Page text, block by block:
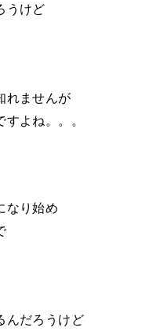
うけど
れませんが
よね。。。
なり始め
んだろうけど